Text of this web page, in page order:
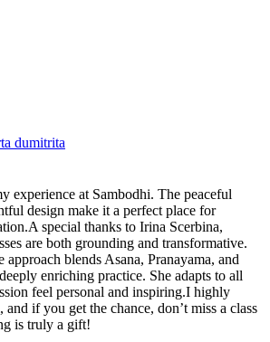
dumitrita
experience at Sambodhi. The peaceful
design make it a perfect place for
special thanks to Irina Scerbina,
are both grounding and transformative.
blends Asana, Pranayama, and
enriching practice. She adapts to all
feel personal and inspiring.I highly
if you get the chance, don’t miss a class
is truly a gift!